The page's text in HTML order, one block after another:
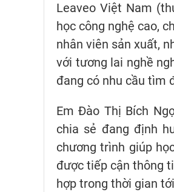
Leaveo Việt Nam
học công nghệ cao,
nhân viên sản xuất,
với tương lai nghề
đang có nhu cầu tìm
Em Đào Thị Bích
chia sẻ đang định
chương trình giúp
được tiếp cận thông
hợp trong thời gian